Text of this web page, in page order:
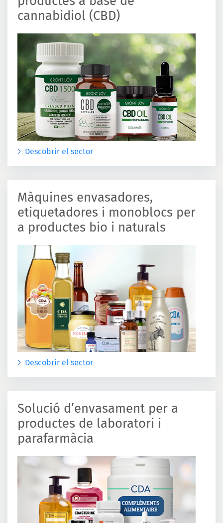
cannabidiol (CBD)
Descobrir el sector
Màquines envasadores,
etiquetadores i monoblocs per
a productes bio i naturals
Descobrir el sector
Solució d’envasament per a
productes de laboratori i
parafarmàcia